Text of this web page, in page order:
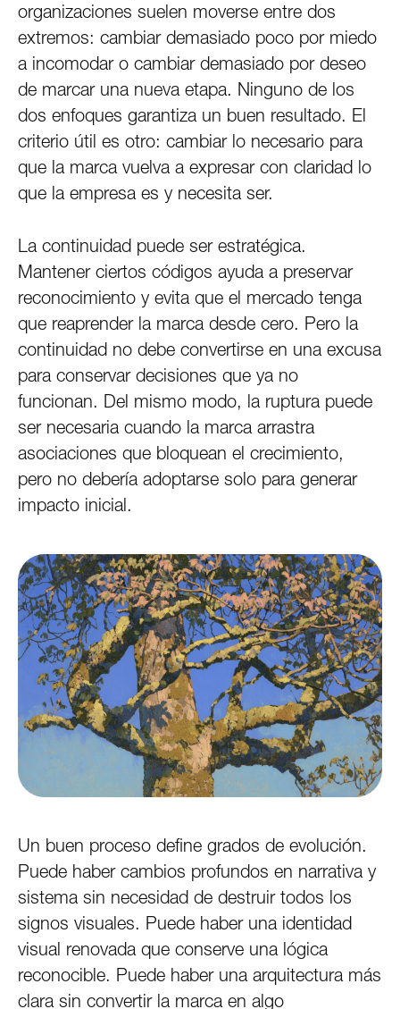
organizaciones suelen moverse entre dos
extremos: cambiar demasiado poco por miedo
a incomodar o cambiar demasiado por deseo
de marcar una nueva etapa. Ninguno de los
dos enfoques garantiza un buen resultado. El
criterio útil es otro: cambiar lo necesario para
que la marca vuelva a expresar con claridad lo
que la empresa es y necesita ser.
La continuidad puede ser estratégica.
Mantener ciertos códigos ayuda a preservar
reconocimiento y evita que el mercado tenga
que reaprender la marca desde cero. Pero la
continuidad no debe convertirse en una excusa
para conservar decisiones que ya no
funcionan. Del mismo modo, la ruptura puede
ser necesaria cuando la marca arrastra
asociaciones que bloquean el crecimiento,
pero no debería adoptarse solo para generar
impacto inicial.
Un buen proceso define grados de evolución.
Puede haber cambios profundos en narrativa y
sistema sin necesidad de destruir todos los
signos visuales. Puede haber una identidad
visual renovada que conserve una lógica
reconocible. Puede haber una arquitectura más
clara sin convertir la marca en algo